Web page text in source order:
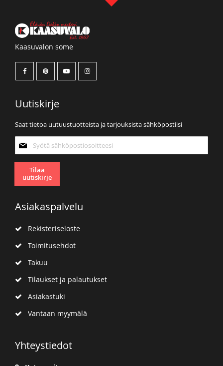
Kaasuvalon some
Uutiskirje
Saat tietoa uutuustuotteista ja tarjouksista sähköpostiisi
uutiskirjeemme:
Tilaa
uutiskirje
Asiakaspalvelu
Rekisteriseloste
Toimitusehdot
Takuu
Tilaukset ja palautukset
Asiakastuki
Vantaan myymälä
Yhteystiedot